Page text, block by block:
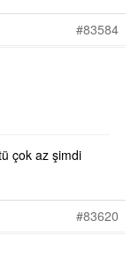
#83584
çok az şimdi
#83620